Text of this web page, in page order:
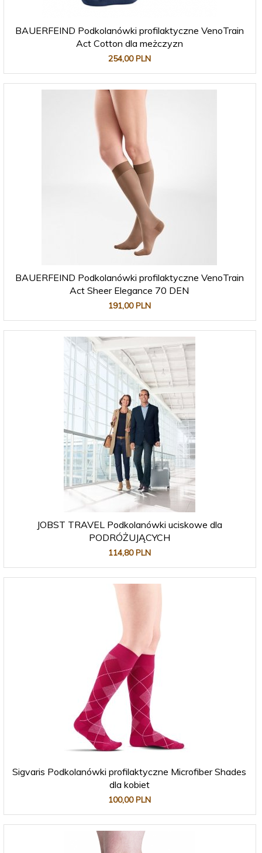
BAUERFEIND Podkolanówki profilaktyczne VenoTrain
Act Cotton dla meżczyzn
254,00 PLN
BAUERFEIND Podkolanówki profilaktyczne VenoTrain
Act Sheer Elegance 70 DEN
191,00 PLN
JOBST TRAVEL Podkolanówki uciskowe dla
PODRÓŻUJĄCYCH
114,80 PLN
Sigvaris Podkolanówki profilaktyczne Microfiber Shades
dla kobiet
100,00 PLN